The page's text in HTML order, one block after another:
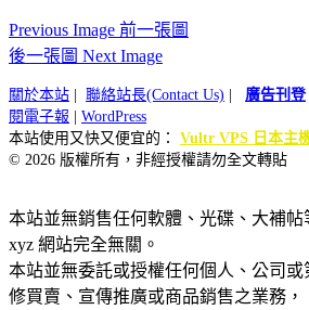
Previous Image 前一張圖
後一張圖 Next Image
關於本站 聯絡站長(Contact Us) 廣告刊登|
閱電子報
WordPress
本站使用又快又便宜的： Vultr VPS 日本主
© 2026 版權所有，非經授權請勿全文轉貼
本站並無銷售任何軟體、光碟、大補
xyz 網站完全無關。
本站並無委託或授權任何個人、公司
修買賣、宣傳推廣或商品銷售之業務，